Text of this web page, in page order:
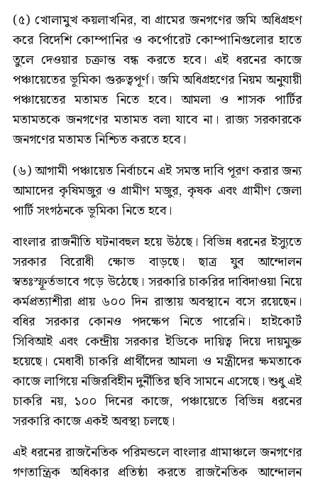
(৫) খোলামুখ কয়লাখনির, বা গ্রামের জনগণের জমি অধিগ্রহণ
করে বিদেশি কোম্পানির ও কর্পোরেট কোম্পানিগুলোর হাতে
তুলে দেওয়ার চক্রান্ত বন্ধ করতে হবে। এই ধরনের কাজে
পঞ্চায়েতের ভূমিকা গুরুত্বপূর্ণ। জমি অধিগ্রহণের নিয়ম অনুযায়ী
পঞ্চায়েতের মতামত নিতে হবে। আমলা ও শাসক পার্টির
মতামতকে জনগণের মতামত বলা যাবে না। রাজ্য সরকারকে
জনগণের মতামত নিশ্চিত করতে হবে।
(৬) আগামী পঞ্চায়েত নির্বাচনে এই সমস্ত দাবি পূরণ করার জন্য
আমাদের কৃষিমজুর ও গ্রামীণ মজুর, কৃষক এবং গ্রামীণ জেলা
পার্টি সংগঠনকে ভূমিকা নিতে হবে।
বাংলার রাজনীতি ঘটনাবহুল হয়ে উঠছে। বিভিন্ন ধরনের ইস্যুতে
সরকার বিরোধী ক্ষোভ বাড়ছে। ছাত্র যুব আন্দোলন
স্বতঃস্ফূর্তভাবে গড়ে উঠেছে। সরকারি চাকরির দাবিদাওয়া নিয়ে
কর্মপ্রত্যাশীরা প্রায় ৬০০ দিন রাস্তায় অবস্থানে বসে রয়েছেন।
বধির সরকার কোনও পদক্ষেপ নিতে পারেনি। হাইকোর্ট
সিবিআই এবং কেন্দ্রীয় সরকার ইডিকে দায়িত্ব দিয়ে দায়মুক্ত
হয়েছে। মেধাবী চাকরি প্রার্থীদের আমলা ও মন্ত্রীদের ক্ষমতাকে
কাজে লাগিয়ে নজিরবিহীন দুর্নীতির ছবি সামনে এসেছে। শুধু এই
চাকরি নয়, ১০০ দিনের কাজে, পঞ্চায়েতে বিভিন্ন ধরনের
সরকারি কাজে একই অবস্থা চলছে।
এই ধরনের রাজনৈতিক পরিমন্ডলে বাংলার গ্রামাঞ্চলে জনগণের
গণতান্ত্রিক অধিকার প্রতিষ্ঠা করতে রাজনৈতিক আন্দোলন